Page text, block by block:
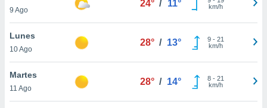
más
nuestra
y
9 Ago
24° / 11°
km/h
Lunes
10 Ago
28° / 13° 9- 21
km/h
Martes
11 Ago
28° / 14° 8- 21
km/h